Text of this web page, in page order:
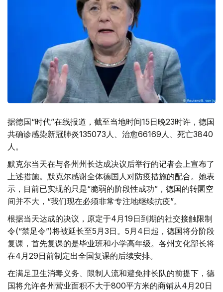
据德国“时代”在线报道，截至当地时间15日晚23时许，德国
共确诊感染新冠肺炎135073人、治愈66169人、死亡3840
人。
默克尔当天在与各州州长达成决议后举行的记者会上宣布了
上述措施。默克尔感谢全体德国人对防疫措施的配合。她表
示，目前已实现的只是“脆弱的阶段性成功”，德国的转圜空
间并不大，“我们现在必须非常专注地继续抗疫”。
根据当天达成的决议，原定于4月19日到期的社交接触限制
令(“禁足令”)将被延长至5月3日。5月4日起，德国将分阶段
复课，首先复课的是毕业班和小学高年级。各州文化部长将
在4月29日前制定出全国复课的后续安排。
在满足卫生消毒义务、限制人流和避免排长队的前提下，德
国将允许各州营业面积不大于800平方米的商铺从4月20日